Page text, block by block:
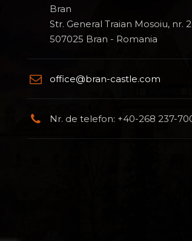
Bran
Str. General Traian Mosoiu, nr.
507025 Bran - Romania
office@bran-castle.com
Nr. de telefon: +40-268 237-